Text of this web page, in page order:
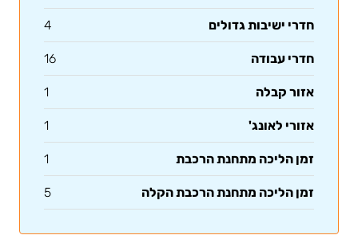
חדרי ישיבות גדולים 4
חדרי עבודה 16
אזור קבלה 1
אזורי לאונג' 1
זמן הליכה מתחנת הרכבת 1
זמן הליכה מתחנת הרכבת הקלה 5